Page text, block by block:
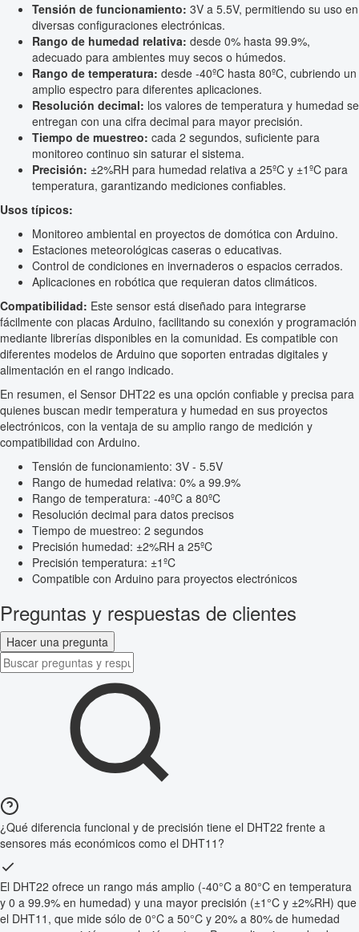
Tensión de funcionamiento: 3V a 5.5V, permitiendo su uso en
diversas configuraciones electrónicas.
Rango de humedad relativa: desde 0% hasta 99.9%,
adecuado para ambientes muy secos o húmedos.
Rango de temperatura: desde -40ºC hasta 80ºC, cubriendo un
amplio espectro para diferentes aplicaciones.
Resolución decimal: los valores de temperatura y humedad se
entregan con una cifra decimal para mayor precisión.
Tiempo de muestreo: cada 2 segundos, suficiente para
monitoreo continuo sin saturar el sistema.
Precisión: ±2%RH para humedad relativa a 25ºC y ±1ºC para
temperatura, garantizando mediciones confiables.
Usos típicos:
Monitoreo ambiental en proyectos de domótica con Arduino.
Estaciones meteorológicas caseras o educativas.
Control de condiciones en invernaderos o espacios cerrados.
Aplicaciones en robótica que requieran datos climáticos.
Compatibilidad: Este sensor está diseñado para integrarse
fácilmente con placas Arduino, facilitando su conexión y programación
mediante librerías disponibles en la comunidad. Es compatible con
diferentes modelos de Arduino que soporten entradas digitales y
alimentación en el rango indicado.
En resumen, el Sensor DHT22 es una opción confiable y precisa para
quienes buscan medir temperatura y humedad en sus proyectos
electrónicos, con la ventaja de su amplio rango de medición y
compatibilidad con Arduino.
Tensión de funcionamiento: 3V - 5.5V
Rango de humedad relativa: 0% a 99.9%
Rango de temperatura: -40ºC a 80ºC
Resolución decimal para datos precisos
Tiempo de muestreo: 2 segundos
Precisión humedad: ±2%RH a 25ºC
Precisión temperatura: ±1ºC
Compatible con Arduino para proyectos electrónicos
Preguntas y respuestas de clientes
Hacer una pregunta
¿Qué diferencia funcional y de precisión tiene el DHT22 frente a
sensores más económicos como el DHT11?
El DHT22 ofrece un rango más amplio (-40°C a 80°C en temperatura
y 0 a 99.9% en humedad) y una mayor precisión (±1°C y ±2%RH) que
el DHT11, que mide sólo de 0°C a 50°C y 20% a 80% de humedad